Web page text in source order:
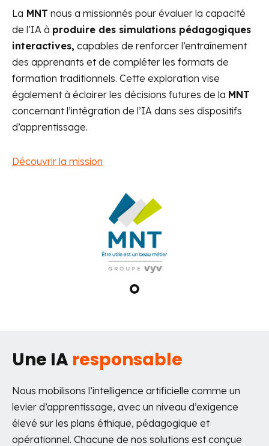
La MNT nous a missionnés pour évaluer la capacité
de l’IA à produire des simulations pédagogiques
interactives, capables de renforcer l’entraînement
des apprenants et de compléter les formats de
formation traditionnels. Cette exploration vise
également à éclairer les décisions futures de la MNT
concernant l’intégration de l’IA dans ses dispositifs
d’apprentissage.
Découvrir la mission
Une IA responsable
Nous mobilisons l’intelligence artificielle comme un
levier d’apprentissage, avec un niveau d’exigence
élevé sur les plans éthique, pédagogique et
opérationnel. Chacune de nos solutions est conçue